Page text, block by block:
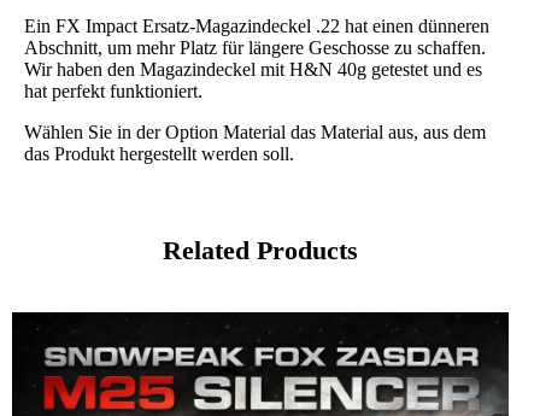
Ein FX Impact Ersatz-Magazindeckel .22 hat einen dünneren
Abschnitt, um mehr Platz für längere Geschosse zu schaffen.
Wir haben den Magazindeckel mit H&N 40g getestet und es
hat perfekt funktioniert.
Wählen Sie in der Option Material das Material aus, aus dem
das Produkt hergestellt werden soll.
Related Products